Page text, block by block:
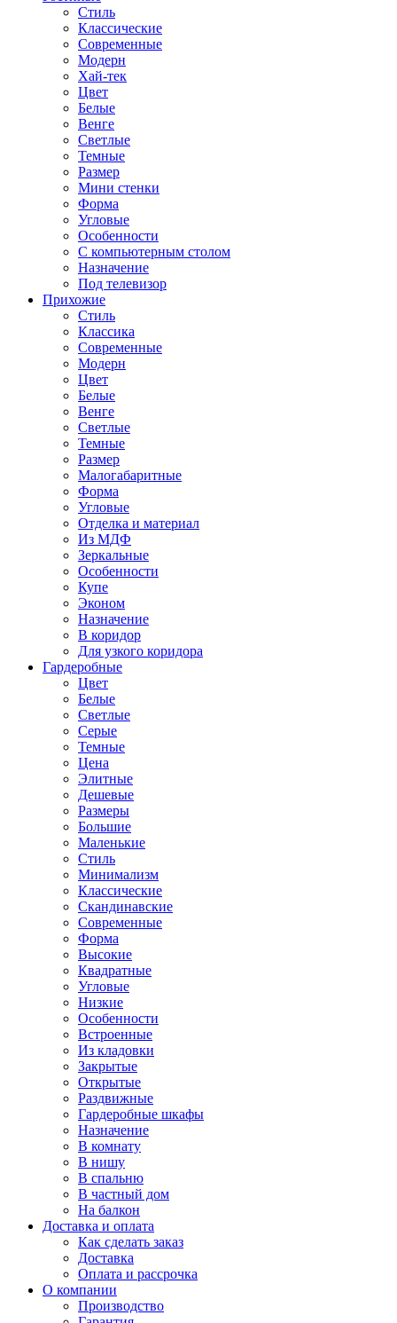
Стиль
Классические
Современные
Модерн
Хай-тек
Цвет
Белые
Венге
Светлые
Темные
Размер
Мини стенки
Форма
Угловые
Особенности
С компьютерным столом
Назначение
Под телевизор
Прихожие
Стиль
Классика
Современные
Модерн
Цвет
Белые
Венге
Светлые
Темные
Размер
Малогабаритные
Форма
Угловые
Отделка и материал
Из МДФ
Зеркальные
Особенности
Купе
Эконом
Назначение
В коридор
Для узкого коридора
Гардеробные
Цвет
Белые
Светлые
Серые
Темные
Цена
Элитные
Дешевые
Размеры
Большие
Маленькие
Стиль
Минимализм
Классические
Скандинавские
Современные
Форма
Высокие
Квадратные
Угловые
Низкие
Особенности
Встроенные
Из кладовки
Закрытые
Открытые
Раздвижные
Гардеробные шкафы
Назначение
В комнату
В нишу
В спальню
В частный дом
На балкон
Доставка и оплата
Как сделать заказ
Доставка
Оплата и рассрочка
О компании
Производство